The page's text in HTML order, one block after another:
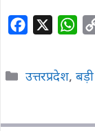
e
o
W
t
A
Categories
उत्तरप्रदेश,